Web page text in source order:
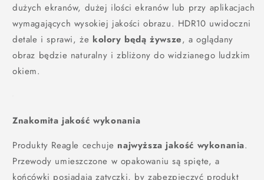
dużych ekranów, dużej ilości ekranów lub przy aplikacjach
wymagających wysokiej jakości obrazu. HDR10 uwidoczni
detale i sprawi, że kolory będą żywsze, a oglądany
obraz będzie naturalny i zbliżony do widzianego ludzkim
okiem.
Znakomita jakość wykonania
Produkty Reagle cechuje najwyższa jakość wykonania.
Przewody umieszczone w opakowaniu są spięte, a
końcówki posiadają zatyczki, by zabezpieczyć produkt